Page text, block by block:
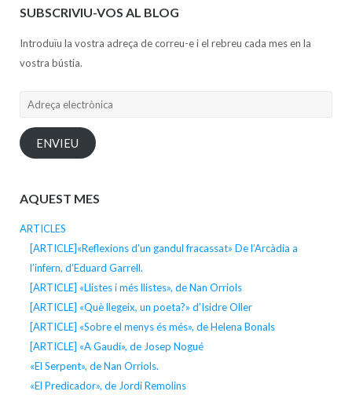
SUBSCRIVIU-VOS AL BLOG
Introduïu la vostra adreça de correu-e i el rebreu cada mes en la
vostra bústia.
Adreça
ENVIEU
AQUEST MES
ARTICLES
[ARTICLE]«Reflexions d’un gandul fracassat» De l’Arcàdia a
l’infern, d’Eduard Garrell.
[ARTICLE] «Llistes i més llistes», de Nan Orriols
[ARTICLE] «Què llegeix, un poeta?» d’Isidre Oller
[ARTICLE] «Sobre el menys és més», de Helena Bonals
[ARTICLE] «A Gaudí», de Josep Nogué
«El Serpent», de Nan Orriols.
«El Predicador», de Jordi Remolins